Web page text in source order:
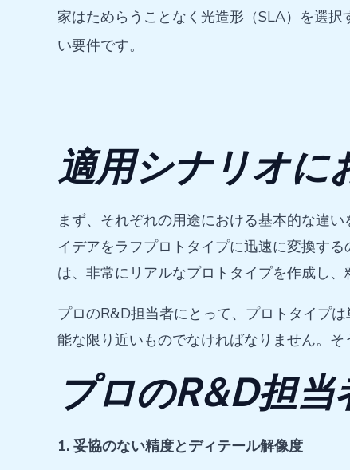
家はためらうことなく光造形（SLA）を選
い要件です。
適用シナリオに
まず、それぞれの用途における基本的な違
イデアをラフプロトタイプに迅速に変換す
は、非常にリアルなプロトタイプを作成し
プロのR&D担当者にとって、プロトタイプ
能な限り近いものでなければなりません。
プロのR&D担
1. 妥協のない精度とディテール解像度